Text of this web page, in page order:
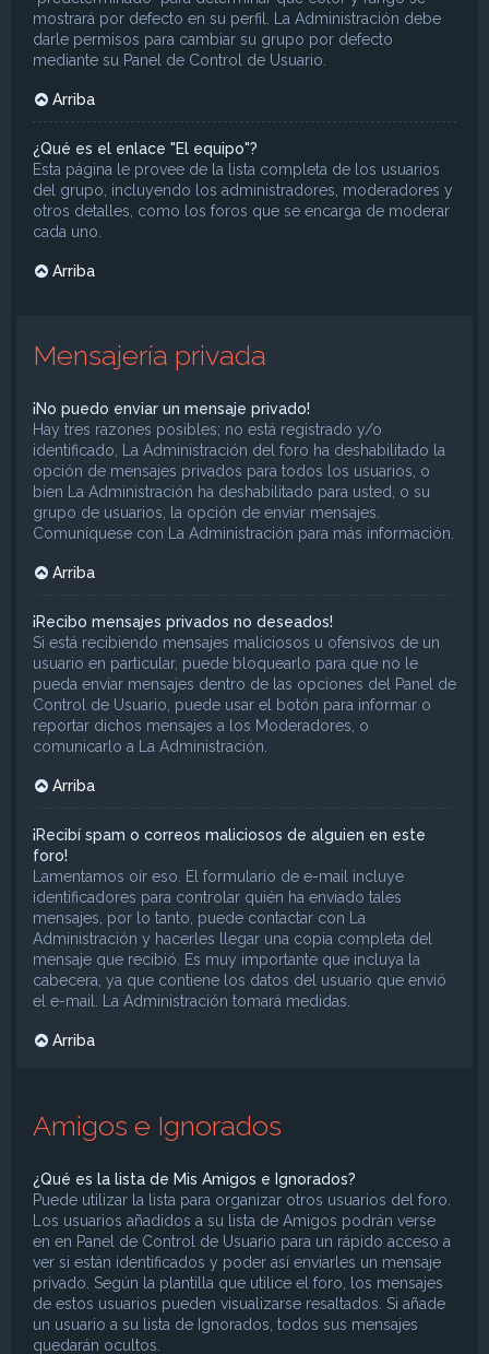
mostrará por defecto en su perfil. La Administración debe
darle permisos para cambiar su grupo por defecto
mediante su Panel de Control de Usuario.
Arriba
¿Qué es el enlace "El equipo"?
Esta página le provee de la lista completa de los usuarios
del grupo, incluyendo los administradores, moderadores y
otros detalles, como los foros que se encarga de moderar
cada uno.
Arriba
Mensajería privada
¡No puedo enviar un mensaje privado!
Hay tres razones posibles; no está registrado y/o
identificado, La Administración del foro ha deshabilitado la
opción de mensajes privados para todos los usuarios, o
bien La Administración ha deshabilitado para usted, o su
grupo de usuarios, la opción de enviar mensajes.
Comuníquese con La Administración para más información.
Arriba
¡Recibo mensajes privados no deseados!
Si está recibiendo mensajes maliciosos u ofensivos de un
usuario en particular, puede bloquearlo para que no le
pueda enviar mensajes dentro de las opciones del Panel de
Control de Usuario, puede usar el botón para informar o
reportar dichos mensajes a los Moderadores, o
comunicarlo a La Administración.
Arriba
¡Recibí spam o correos maliciosos de alguien en este
foro!
Lamentamos oír eso. El formulario de e-mail incluye
identificadores para controlar quién ha enviado tales
mensajes, por lo tanto, puede contactar con La
Administración y hacerles llegar una copia completa del
mensaje que recibió. Es muy importante que incluya la
cabecera, ya que contiene los datos del usuario que envió
el e-mail. La Administración tomará medidas.
Arriba
Amigos e Ignorados
¿Qué es la lista de Mis Amigos e Ignorados?
Puede utilizar la lista para organizar otros usuarios del foro.
Los usuarios añadidos a su lista de Amigos podrán verse
en en Panel de Control de Usuario para un rápido acceso a
ver si están identificados y poder así enviarles un mensaje
privado. Según la plantilla que utilice el foro, los mensajes
de estos usuarios pueden visualizarse resaltados. Si añade
un usuario a su lista de Ignorados, todos sus mensajes
quedarán ocultos.